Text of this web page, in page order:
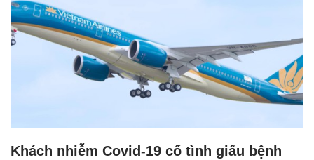
Khách nhiễm Covid-19 cố tình giấu bệnh